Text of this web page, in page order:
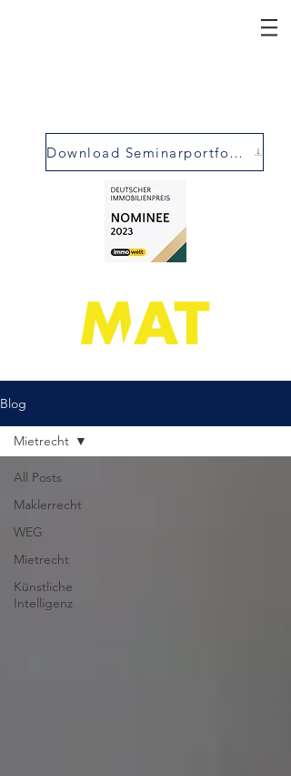
Download Seminarportfolio
Blog
All Posts
Maklerrecht
WEG
Mietrecht
Künstliche
Intelligenz
Mietrecht